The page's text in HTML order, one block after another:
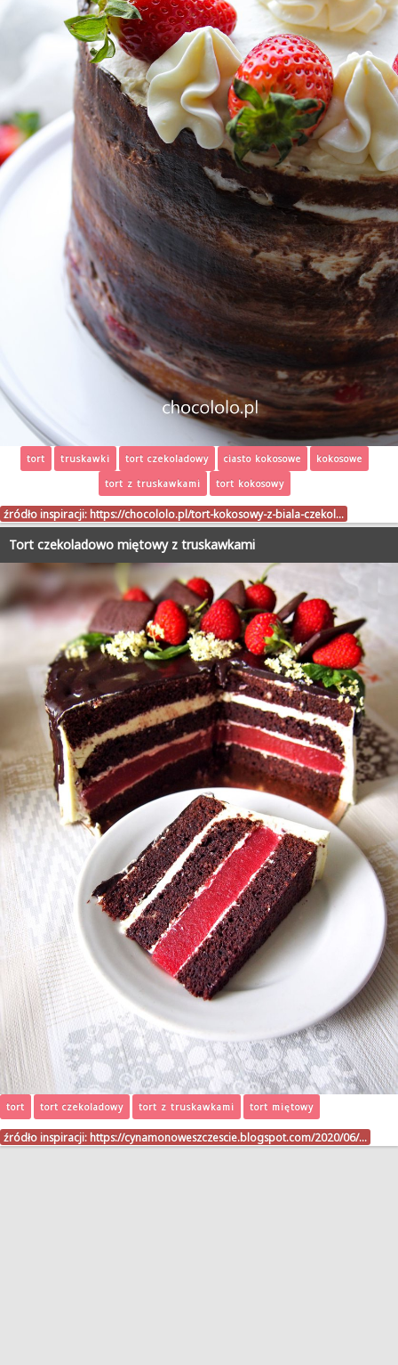
tort truskawki tort czekoladowy ciasto kokosowe
kokosowe
tort z truskawkami
tort kokosowy
źródło inspiracji: https://chocololo.pl/tort-kokosowy-z-biala-czekol…
Tort czekoladowo miętowy z truskawkami
tort tort czekoladowy tort z truskawkami tort miętowy
źródło inspiracji: https://cynamonoweszczescie.blogspot.com/2020/06/…